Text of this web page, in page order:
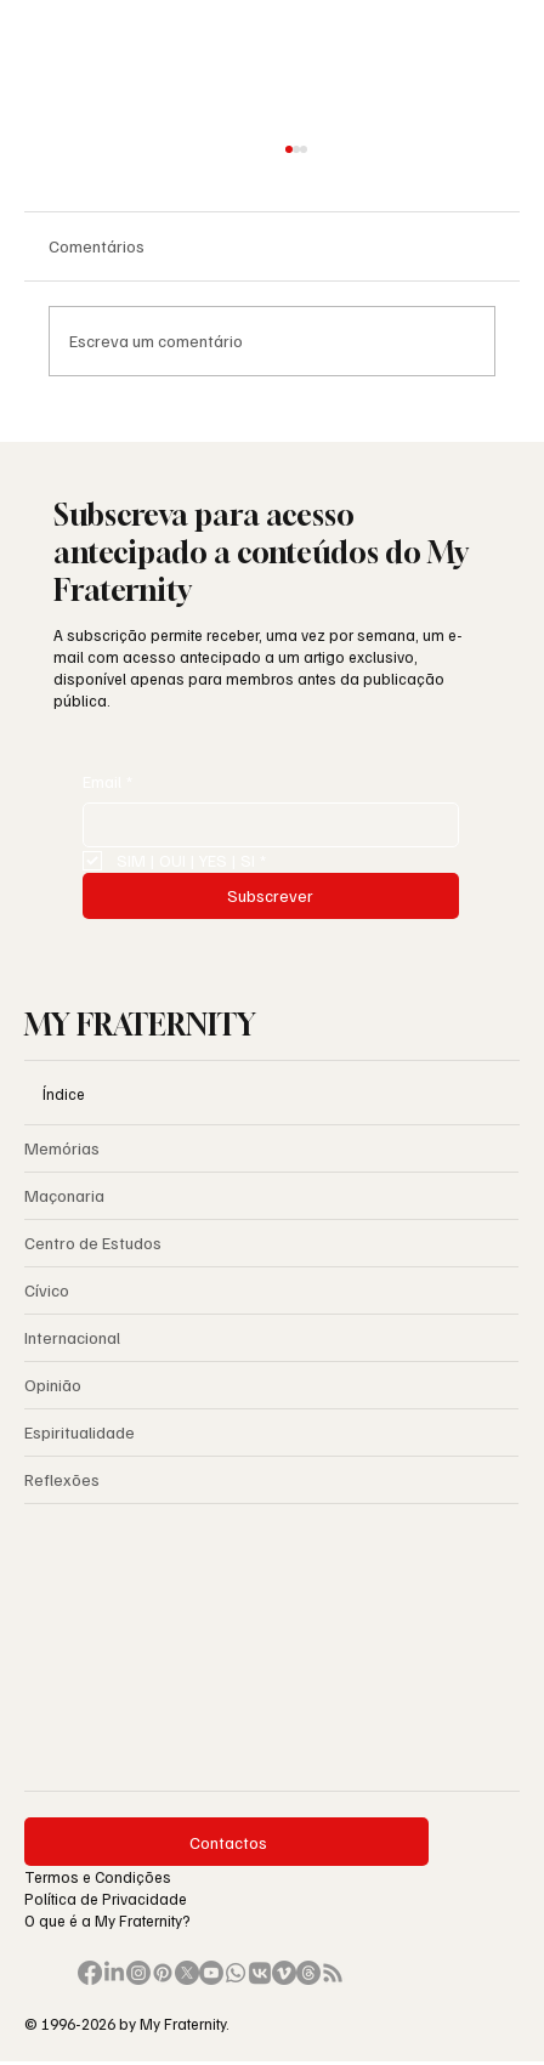
Comentários
Escreva um comentário
Subscreva para acesso
antecipado a conteúdos do My
Fraternity
A subscrição permite receber, uma vez por semana, um e-
mail com acesso antecipado a um artigo exclusivo,
disponível apenas para membros antes da publicação
pública.
Subscrever
MY FRATERNITY
Índice
Memórias
Maçonaria
Centro de Estudos
Cívico
Internacional
Opinião
Espiritualidade
Reflexões
Contactos
Termos e Condições
Política de Privacidade
O que é a My Fraternity?
© 1996-2026 by My Fraternity.